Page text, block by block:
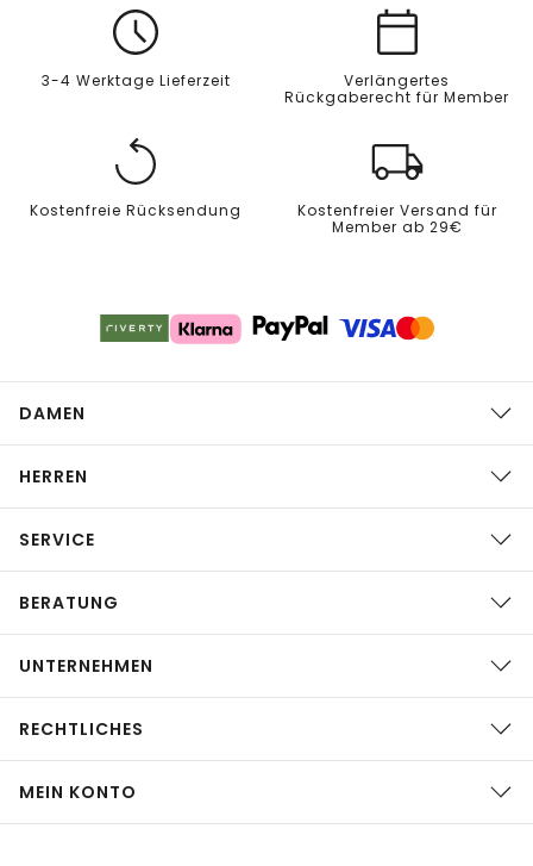
3-4 Werktage Lieferzeit
Verlängertes
Rückgaberecht für Member
Kostenfreie Rücksendung
Kostenfreier Versand für
Member ab 29€
DAMEN
HERREN
SERVICE
BERATUNG
UNTERNEHMEN
RECHTLICHES
MEIN KONTO